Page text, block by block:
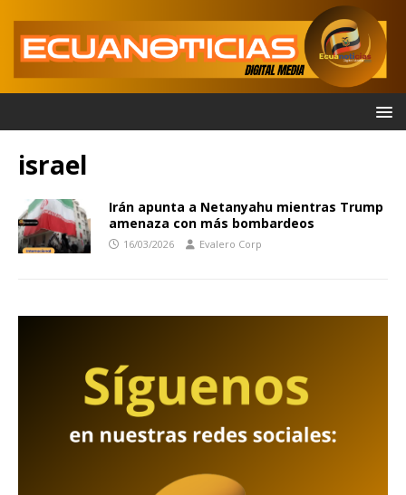
israel
Irán apunta a Netanyahu mientras Trump
amenaza con más bombardeos
16/03/2026 Evalero Corp